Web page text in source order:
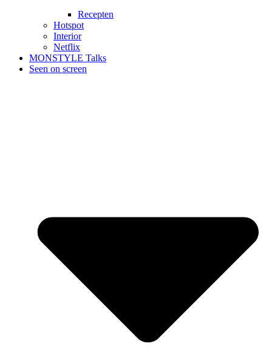
Recepten
Hotspot
Interior
Netflix
MONSTYLE Talks
Seen on screen